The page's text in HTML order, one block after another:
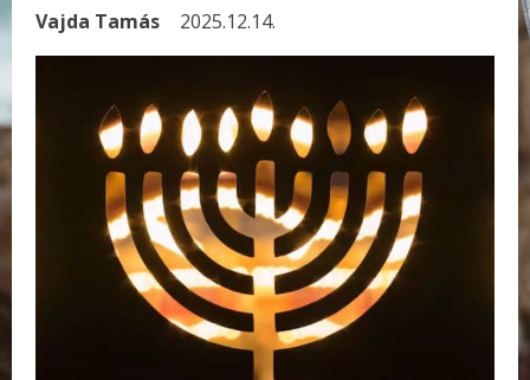
Vajda Tamás 2025.12.14.